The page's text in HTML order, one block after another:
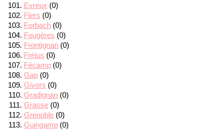
Evreux (0)
Flers (0)
Forbach (0)
Fougères (0)
Frontignan (0)
Fréjus (0)
Fécamp (0)
Gap (0)
Givors (0)
Gradignan (0)
Grasse (0)
Grenoble (0)
Guingamp (0)